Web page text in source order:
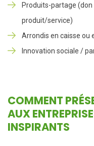
Produits-partage (don
produit/service)
Arrondis en caisse ou
Innovation sociale /
COMMENT
AUX
INSPIRANTS